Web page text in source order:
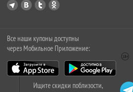
Все наши купоны доступны
через Мобильное Приложение:
Ищите скидки поблизости,